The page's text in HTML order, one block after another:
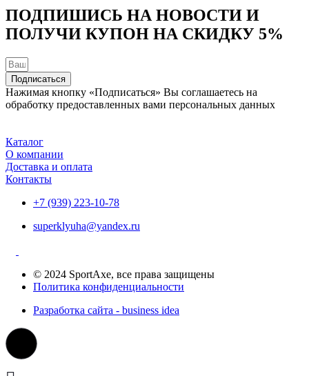
на
странице
товара.
ПОДПИШИСЬ НА НОВОСТИ И
ПОЛУЧИ КУПОН НА СКИДКУ 5%
Подписаться
Нажимая кнопку «Подписаться» Вы соглашаетесь на
обработку предоставленных вами персональных данных
Каталог
О компании
Доставка и оплата
Контакты
+7 (939) 223-10-78
superklyuha@yandex.ru
© 2024 SportAxe, все права защищены
Политика конфиденциальности
Разработка сайта - business idea